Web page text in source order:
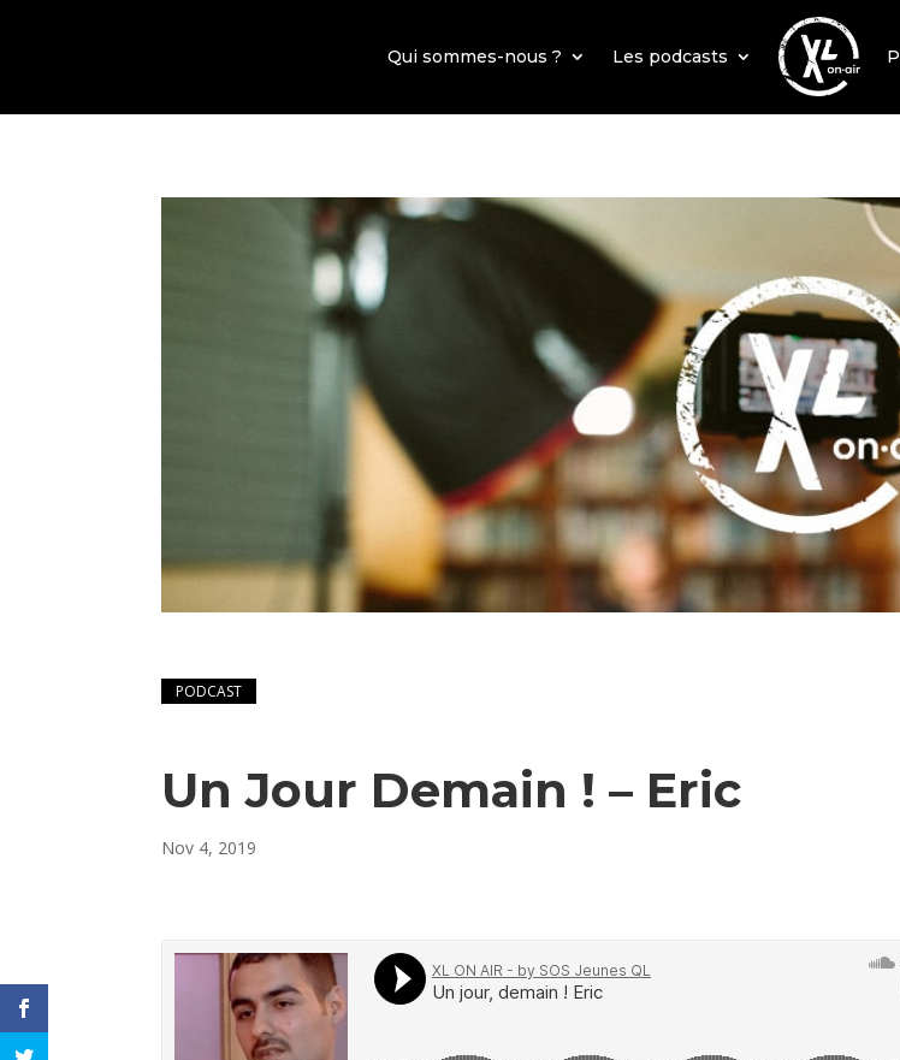
Qui sommes-nous ? Les podcasts
PODCAST
Un Jour Demain ! – Eric
Nov 4, 2019